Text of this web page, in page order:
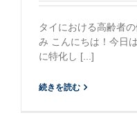
タイにおける高齢者
み こんにちは！今日
に特化し [...]
続きを読む